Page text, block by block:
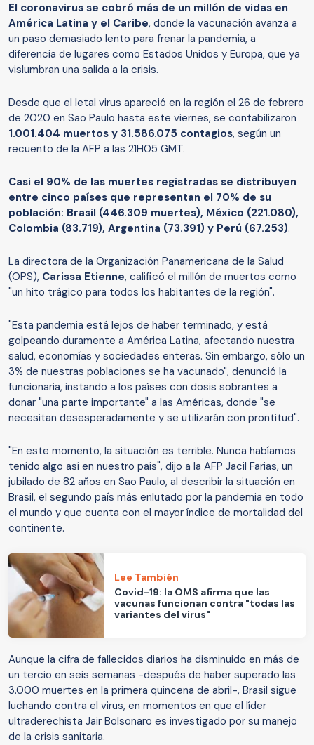
El coronavirus se cobró más de un millón de vidas en
América Latina y el Caribe, donde la vacunación avanza a
un paso demasiado lento para frenar la pandemia, a
diferencia de lugares como Estados Unidos y Europa, que ya
vislumbran una salida a la crisis.
Desde que el letal virus apareció en la región el 26 de febrero
de 2020 en Sao Paulo hasta este viernes, se contabilizaron
1.001.404 muertos y 31.586.075 contagios, según un
recuento de la AFP a las 21H05 GMT.
Casi el 90% de las muertes registradas se distribuyen
entre cinco países que representan el 70% de su
población: Brasil (446.309 muertes), México (221.080),
Colombia (83.719), Argentina (73.391) y Perú (67.253).
La directora de la Organización Panamericana de la Salud
(OPS), Carissa Etienne, calificó el millón de muertos como
"un hito trágico para todos los habitantes de la región".
"Esta pandemia está lejos de haber terminado, y está
golpeando duramente a América Latina, afectando nuestra
salud, economías y sociedades enteras. Sin embargo, sólo un
3% de nuestras poblaciones se ha vacunado", denunció la
funcionaria, instando a los países con dosis sobrantes a
donar "una parte importante" a las Américas, donde "se
necesitan desesperadamente y se utilizarán con prontitud".
"En este momento, la situación es terrible. Nunca habíamos
tenido algo así en nuestro país", dijo a la AFP Jacil Farias, un
jubilado de 82 años en Sao Paulo, al describir la situación en
Brasil, el segundo país más enlutado por la pandemia en todo
el mundo y que cuenta con el mayor índice de mortalidad del
continente.
Lee También
Covid-19: la OMS afirma que las
vacunas funcionan contra "todas las
variantes del virus"
Aunque la cifra de fallecidos diarios ha disminuido en más de
un tercio en seis semanas -después de haber superado las
3.000 muertes en la primera quincena de abril-, Brasil sigue
luchando contra el virus, en momentos en que el líder
ultraderechista Jair Bolsonaro es investigado por su manejo
de la crisis sanitaria.